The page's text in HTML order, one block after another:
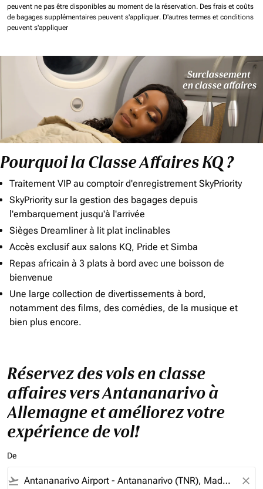
peuvent ne pas être disponibles au moment de la réservation. Des frais et coûts
de bagages supplémentaires peuvent s'appliquer. D'autres termes et conditions
peuvent s'appliquer
Pourquoi la Classe Affaires KQ ?
Traitement VIP au comptoir d'enregistrement SkyPriority
SkyPriority sur la gestion des bagages depuis
l'embarquement jusqu'à l'arrivée
Sièges Dreamliner à lit plat inclinables
Accès exclusif aux salons KQ, Pride et Simba
Repas africain à 3 plats à bord avec une boisson de
bienvenue
Une large collection de divertissements à bord,
notamment des films, des comédies, de la musique et
bien plus encore.
Réservez des vols en classe
affaires vers Antananarivo à
Allemagne et améliorez votre
expérience de vol!
De
flight_takeoff close